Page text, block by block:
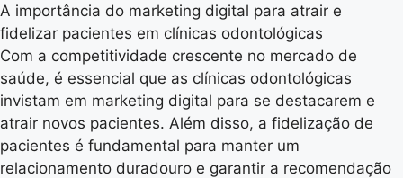
A importância do marketing digital para atrair e
fidelizar pacientes em clínicas odontológicas
Com a competitividade crescente no mercado de
saúde, é essencial que as clínicas odontológicas
invistam em marketing digital para se destacarem e
atrair novos pacientes. Além disso, a fidelização de
pacientes é fundamental para manter um
relacionamento duradouro e garantir a recomendação